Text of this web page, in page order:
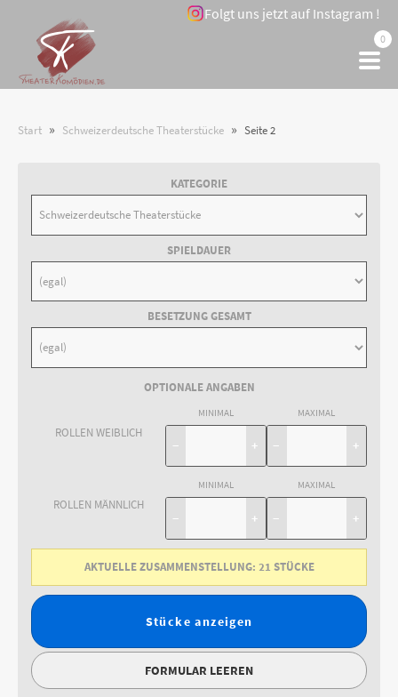
Folgt uns jetzt auf Instagram !
0
Start » Schweizerdeutsche Theaterstücke » Seite 2
KATEGORIE
SPIELDAUER
BESETZUNG GESAMT
OPTIONALE ANGABEN
ROLLEN WEIBLICH
MINIMAL
− +
MAXIMAL
− +
ROLLEN MÄNNLICH
MINIMAL
− +
MAXIMAL
− +
AKTUELLE ZUSAMMENSTELLUNG: 21 STÜCKE
Stücke anzeigen
FORMULAR LEEREN